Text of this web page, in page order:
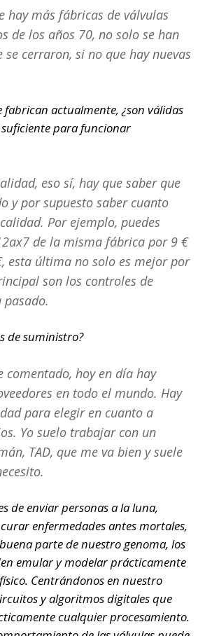
hay más fábricas de válvulas
de los años 70, no solo se han
cerraron, si no que hay nuevas
fabrican actualmente, ¿son válidas
para funcionar
eso sí, hay que saber que
y por supuesto saber cuanto
Por ejemplo, puedes
de la misma fábrica por 9 €
esta última no solo es mejor por
son los controles de
pasado.
de suministro?
comentado, hoy en día hay
en todo el mundo. Hay
para elegir en cuanto a
Yo suelo trabajar con un
TAD, que me va bien y suele
de enviar personas a la luna,
enfermedades antes mortales,
parte de nuestro genoma, los
emular y modelar prácticamente
Centrándonos en nuestro
y algoritmos digitales que
cualquier procesamiento.